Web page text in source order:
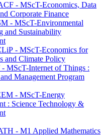
- MScT-Economics, Data
Corporate Finance
- MScT-Environmental
and Sustainability
- MScT-Economics for
and Climate Policy
MScT-Internet of Things :
Management Program
- MScT-Energy
: Science Technology &
- M1 Applied Mathematics